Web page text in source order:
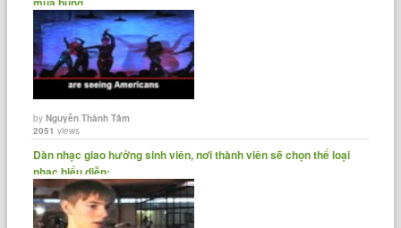
byNguyễn Thành Tâm
2051 views
Dàn nhạc giao hưởng sinh viên, nơi thành viên sẽ chọn thể loại
nhạc biểu diễn:......